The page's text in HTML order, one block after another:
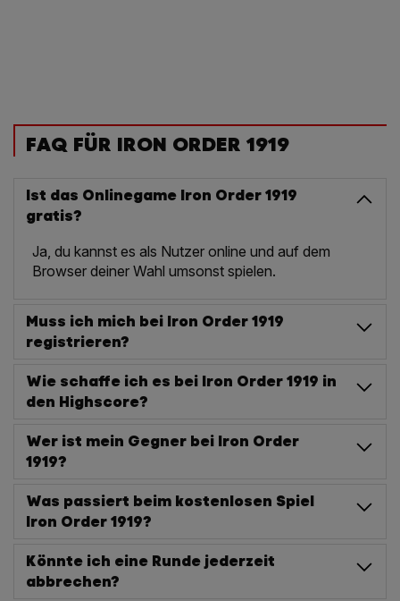
FAQ FÜR IRON ORDER 1919
Ist das Onlinegame Iron Order 1919
gratis?
Ja, du kannst es als Nutzer online und auf dem
Browser deiner Wahl umsonst spielen.
Muss ich mich bei Iron Order 1919
registrieren?
Wie schaffe ich es bei Iron Order 1919 in
den Highscore?
Wer ist mein Gegner bei Iron Order
1919?
Was passiert beim kostenlosen Spiel
Iron Order 1919?
Könnte ich eine Runde jederzeit
abbrechen?